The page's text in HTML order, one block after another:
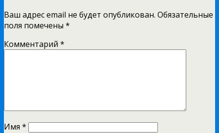
Ваш адрес email не будет опубликован. Обязательные
поля помечены *
Комментарий *
Имя *